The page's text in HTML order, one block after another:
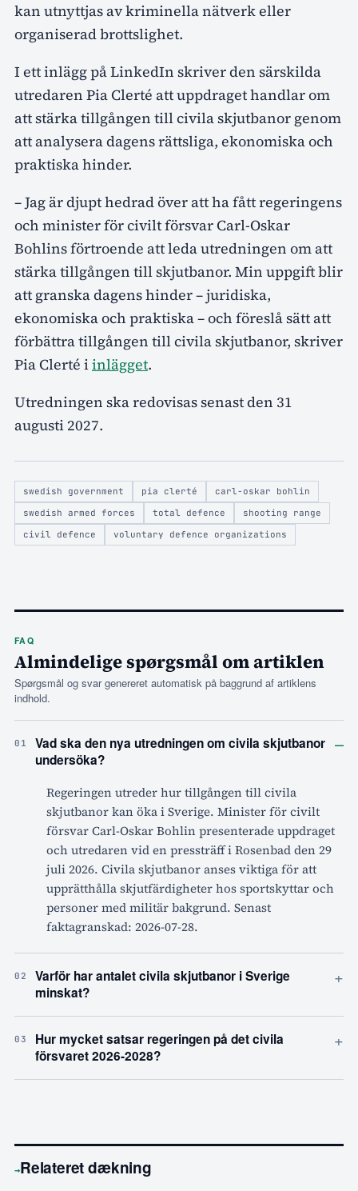
kan utnyttjas av kriminella nätverk eller
organiserad brottslighet.
I ett inlägg på LinkedIn skriver den särskilda
utredaren Pia Clerté att uppdraget handlar om
att stärka tillgången till civila skjutbanor genom
att analysera dagens rättsliga, ekonomiska och
praktiska hinder.
– Jag är djupt hedrad över att ha fått regeringens
och minister för civilt försvar Carl-Oskar
Bohlins förtroende att leda utredningen om att
stärka tillgången till skjutbanor. Min uppgift blir
att granska dagens hinder – juridiska,
ekonomiska och praktiska – och föreslå sätt att
förbättra tillgången till civila skjutbanor, skriver
Pia Clerté iinlägget.
Utredningen ska redovisas senast den 31
augusti 2027.
swedish government pia clerté
carl-oskar bohlin
swedish armed forces
total defence
shooting range
civil defence
voluntary defence organizations
FAQ
Almindelige spørgsmål om artiklen
Spørgsmål og svar genereret automatisk på baggrund af artiklens
indhold.
01
Vad ska den nya utredningen om civila skjutbanor
undersöka?
–
Regeringen utreder hur tillgången till civila
skjutbanor kan öka i Sverige. Minister för civilt
försvar Carl-Oskar Bohlin presenterade uppdraget
och utredaren vid en pressträff i Rosenbad den 29
juli 2026. Civila skjutbanor anses viktiga för att
upprätthålla skjutfärdigheter hos sportskyttar och
personer med militär bakgrund. Senast
faktagranskad: 2026-07-28.
02
Varför har antalet civila skjutbanor i Sverige
minskat?
+
03
Hur mycket satsar regeringen på det civila
försvaret 2026-2028?
+
→Relateret dækning